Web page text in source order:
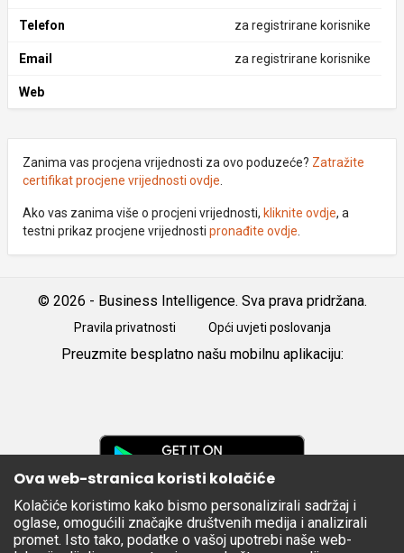
Telefon za registrirane korisnike
Email za registrirane korisnike
Web
Zanima vas procjena vrijednosti za ovo poduzeće? Zatražite
certifikat procjene vrijednosti ovdje
Ako vas zanima više o procjeni vrijednosti, kliknite ovdje, a
testni prikaz procjene vrijednosti pronađite ovdje
© 2026 - Business Intelligence. Sva prava pridržana.
Pravila privatnosti Opći uvjeti poslovanja
Preuzmite besplatno našu mobilnu aplikaciju:
Apple
Store
Ova web-stranica koristi kolačiće
Kolačiće koristimo kako bismo personalizirali sadržaj i
oglase, omogućili značajke društvenih medija i analizirali
promet. Isto tako, podatke o vašoj upotrebi naše web-